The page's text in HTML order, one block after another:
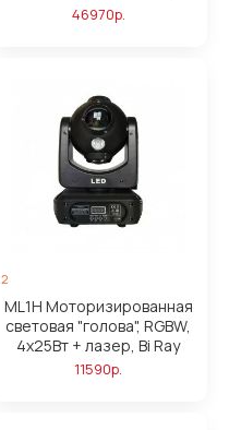
46970р.
2
ML1H Моторизированная
световая "голова", RGBW,
4х25Вт + лазер, Bi Ray
11590р.